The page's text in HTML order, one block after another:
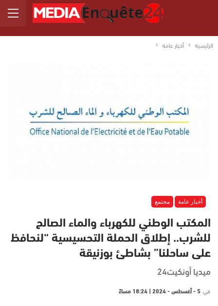
الرئيسية أخبار عامة
أخبار عامة مجتمع
المكتب الوطني للكهرباء والماء الصالح
للشرب.. إطلاق الحملة التحسيسية “لنحافظ
على ساحلنا” بشاطئ بوزنيقة
ميديا أونكيت24
في 5 - أغسطس - 2024 | 18:24 مساءً